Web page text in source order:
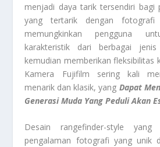
menjadi daya tarik tersendiri bagi
yang tertarik dengan
memungkinkan pengguna
karakteristik dari berbagai
kemudian memberikan fleksibilitas
Kamera Fujifilm sering kali
menarik dan klasik, yang Dapat
Generasi Muda Yang Peduli Akan
Desain rangefinder-style yang
pengalaman fotografi yang unik